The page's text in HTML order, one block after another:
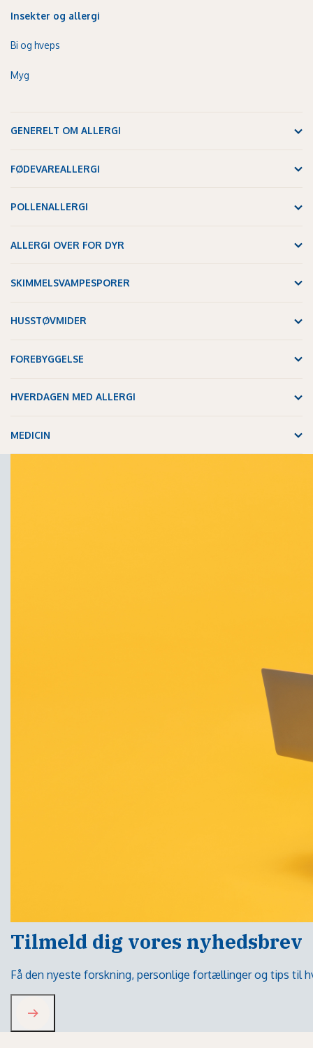
Insekter og allergi
Bi og hveps
Myg
GENERELT OM ALLERGI
FØDEVAREALLERGI
POLLENALLERGI
ALLERGI OVER FOR DYR
SKIMMELSVAMPESPORER
HUSSTØVMIDER
FOREBYGGELSE
HVERDAGEN MED ALLERGI
MEDICIN
Tilmeld dig vores nyhedsbrev
Få den nyeste forskning, personlige fortællinger og tips til